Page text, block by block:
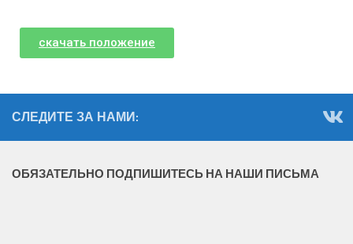
скачать положение
СЛЕДИТЕ ЗА НАМИ:
ОБЯЗАТЕЛЬНО ПОДПИШИТЕСЬ НА НАШИ ПИСЬМА